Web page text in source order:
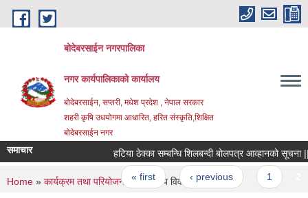
Skip to main content
बोदेबरसाईन नगरपालिका
नगर कार्यपालिकाको कार्यालय
बोदेबरसाईन, सप्तरी, मधेश प्रदेश , नेपाल सरकार
शहरी कृषि उधयोगमा आधारित, हरित संस्कृति,शिक्षित
बोदेबरसाईन नगर
समाचार हटिया ठेक्का सम्बन्धि शिलबन्दी बोलपत्र आव्हानको सूचना |||
Pages
« first ‹ previous
You are here
Home » कार्यक्रम तथा परियोजना » आय व्यय विवरण